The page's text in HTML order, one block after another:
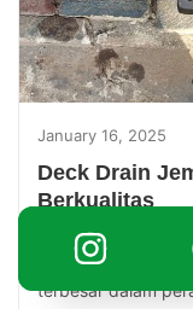
January 16, 2025
Deck Drain
Berkualitas
Jalan tol adalah
mobilitas dan
terbesar dalam